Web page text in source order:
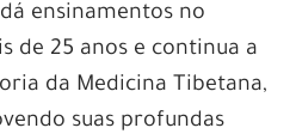
ensinamentos no
de 25 anos e continua a
da Medicina Tibetana,
suas profundas